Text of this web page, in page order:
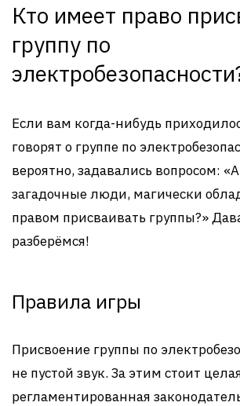
Кто имеет право
группу по
Если вам когда-нибудь
говорят о группе по
вероятно, задавались вопросом:
загадочные люди, магически
правом присваивать группы?»
разберёмся!
Правила игры
Присвоение группы по
не пустой звук. За этим стоит
регламентированная